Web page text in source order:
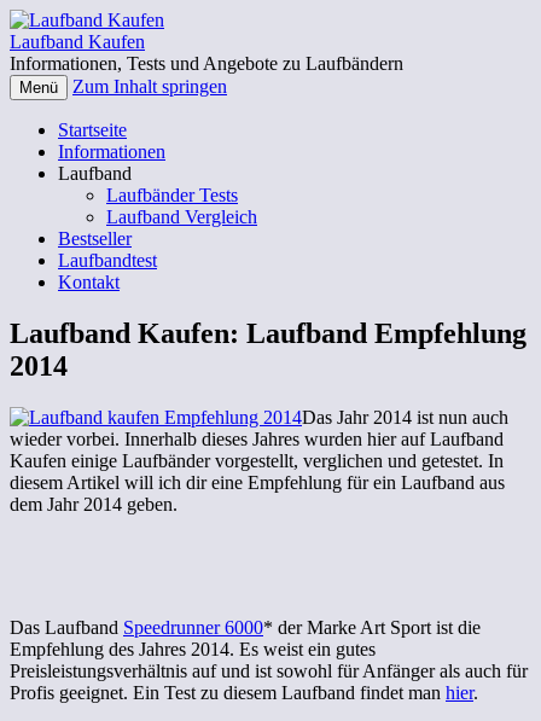
Laufband Kaufen
Informationen, Tests und Angebote zu Laufbändern
Menü Zum Inhalt springen
Startseite
Informationen
Laufband
Laufbänder Tests
Laufband Vergleich
Bestseller
Laufbandtest
Kontakt
Laufband Kaufen: Laufband Empfehlung
2014
Das Jahr 2014 ist nun auch
wieder vorbei. Innerhalb dieses Jahres wurden hier auf Laufband
Kaufen einige Laufbänder vorgestellt, verglichen und getestet. In
diesem Artikel will ich dir eine Empfehlung für ein Laufband aus
dem Jahr 2014 geben.
Das Laufband Speedrunner 6000* der Marke Art Sport ist die
Empfehlung des Jahres 2014. Es weist ein gutes
Preisleistungsverhältnis auf und ist sowohl für Anfänger als auch für
Profis geeignet. Ein Test zu diesem Laufband findet man hier.